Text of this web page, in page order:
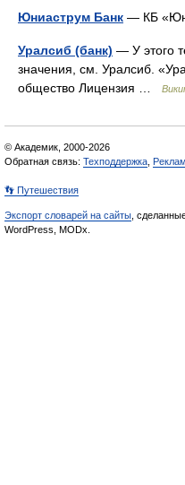
Юниаструм Банк — КБ
Уралсиб (банк) — У этого
значения, см. Уралсиб.
общество Лицензия …
© Академик, 2000-2026
Обратная связь: Техподдержка
👣 Путешествия
Экспорт словарей на сайты ,
WordPress, MODx.